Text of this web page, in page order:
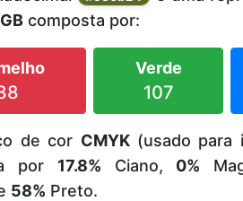
composta por:
Verde
107
de cor CMYK(usado para
por 17.8% Ciano, 0%
58% Preto.